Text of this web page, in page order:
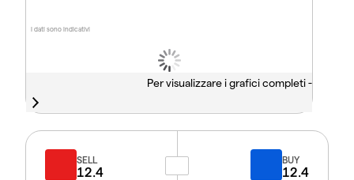
I dati sono indicativi
Per visualizzare i grafici completi -
SELL
12.4
BUY
12.4